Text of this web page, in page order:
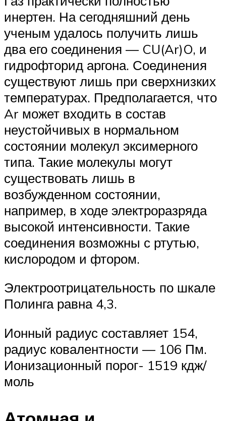
инертен. На сегодняшний день
ученым удалось получить лишь
два его соединения — CU(Ar)O, и
гидрофторид аргона. Соединения
существуют лишь при сверхнизких
температурах. Предполагается, что
Ar может входить в состав
неустойчивых в нормальном
состоянии молекул эксимерного
типа. Такие молекулы могут
существовать лишь в
возбужденном состоянии,
например, в ходе электроразряда
высокой интенсивности. Такие
соединения возможны с ртутью,
кислородом и фтором.
Электроотрицательность по шкале
Полинга равна 4,3.
Ионный радиус составляет 154,
радиус ковалентности — 106 Пм.
Ионизационный порог- 1519 кдж/
моль